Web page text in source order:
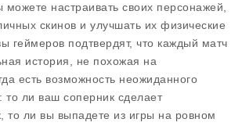
можете настраивать своих персонажей,
скинов и улучшать их физические
геймеров подтвердят, что каждый матч
история, не похожая на
есть возможность неожиданного
то ли ваш соперник сделает
то ли вы выпадете из игры на ровном